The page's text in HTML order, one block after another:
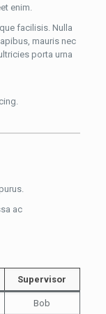
enim.
facilisis. Nulla
mauris nec
porta urna
ac
Supervisor
Bob